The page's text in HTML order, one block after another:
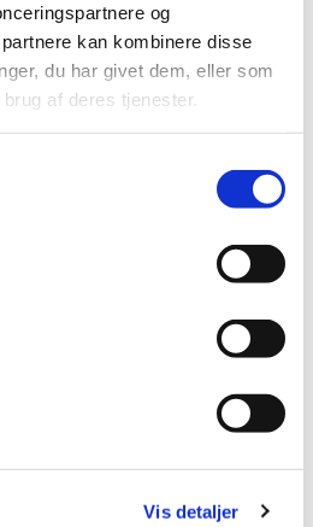
og
kan kombinere disse
du har givet dem, eller som
af deres tjenester.
Vis detaljer
Kirkebogsførende præst